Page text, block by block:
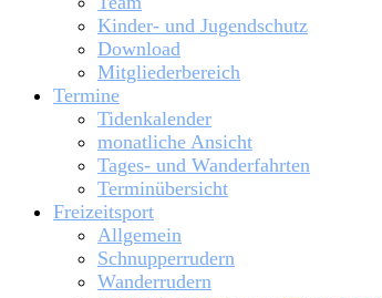
Kinder- und Jugendschutz
Download
Mitgliederbereich
Termine
Tidenkalender
monatliche Ansicht
Tages- und Wanderfahrten
Terminübersicht
Freizeitsport
Allgemein
Schnupperrudern
Wanderrudern